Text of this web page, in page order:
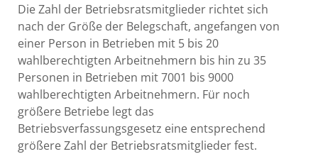
Die Zahl der Betriebsratsmitglieder richtet sich
nach der Größe der Belegschaft, angefangen von
einer Person in Betrieben mit 5 bis 20
wahlberechtigten Arbeitnehmern bis hin zu 35
Personen in Betrieben mit 7001 bis 9000
wahlberechtigten Arbeitnehmern. Für noch
größere Betriebe legt das
Betriebsverfassungsgesetz eine entsprechend
größere Zahl der Betriebsratsmitglieder fest.